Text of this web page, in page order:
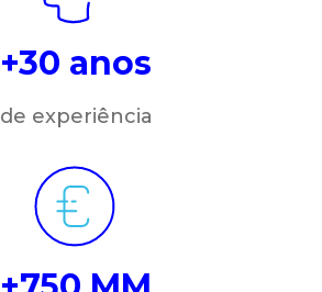
+30 anos
de experiência